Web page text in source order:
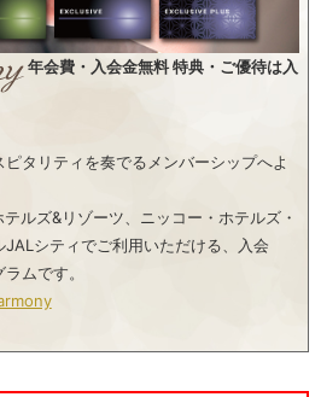
年会費・入会金無料特典・ご優待は入
タリティを奏でるメンバーシップへよ
ルズ&リゾーツ、ニッコー・ホテルズ・
JALシティでご利用いただける、入会
ムです。